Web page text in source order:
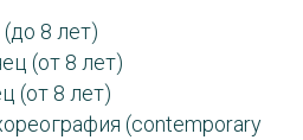
8 лет)
(от 8 лет)
(от 8 лет)
(contemporary